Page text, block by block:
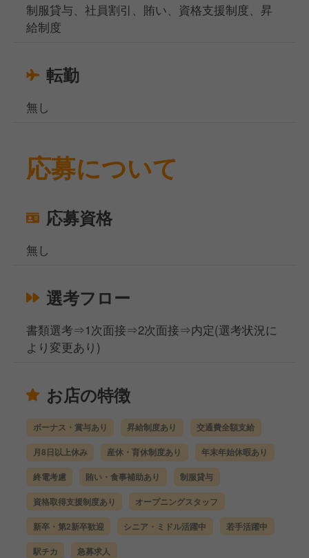
制服貸与、社員割引、賄い、資格支援制度、昇
給制度
転勤
無し
応募について
応募資格
無し
選考フロー
書類選考⇒1次面接⇒2次面接⇒内定(選考状況に
より変更あり)
お店の特徴
ボーナス・賞与あり 昇給制度あり 交通費全額支給
月8日以上休み 産休・育休制度あり 年末年始休暇あり
終電考慮 賄い・食事補助あり 制服貸与
資格取得支援制度あり オープニングスタッフ
新卒・第2新卒歓迎 シニア・ミドル活躍中 若手活躍中
駅チカ 急募求人